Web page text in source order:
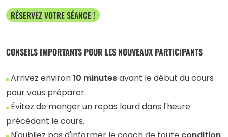
RÉSERVEZ VOTRE SÉANCE !
CONSEILS IMPORTANTS POUR LES NOUVEAUX PARTICIPANTS
Arrivez environ10 minutesavant le début du cours
pour vous préparer.
Évitez de manger un repas lourd dans l'heure
précédant le cours.